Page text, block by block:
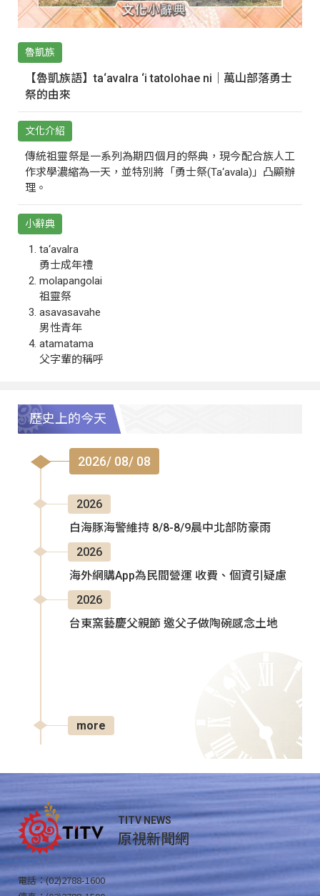
魯凱族
【魯凱族語】ta‘avalra ‘i tatolohae ni｜萬山部落勇士
祭的由來
文化介紹
傳統祖靈祭是一系列為期四個月的祭典，現今配合族人工
作求學濃縮為一天，並特別將「勇士祭(Ta‘avala)」凸顯辦
理。
小辭典
ta‘avalra
勇士成年禮
molapangolai
祖靈祭
asavasavahe
男性青年
atamatama
父字輩的稱呼
歷史上的今天
2026/ 08/ 08
2026
白海豚海警維持 8/8-8/9晨中北部防豪雨
2026
海外網購App為民間營運 收費、個資引疑慮
2026
台東窯藝慶父親節 邀父子做陶碗感念土地
more
TITV NEWS
原視新聞網
電話：(02)2788-1600